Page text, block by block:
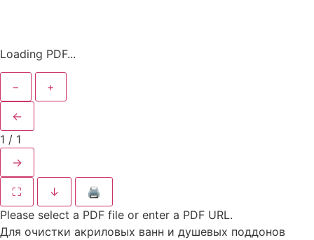
Loading PDF...
− +
←
1 / 1
→
⛶ ↓
🖨
Please select a PDF file or enter a PDF URL.
Для очистки акриловых ванн и душевых поддонов